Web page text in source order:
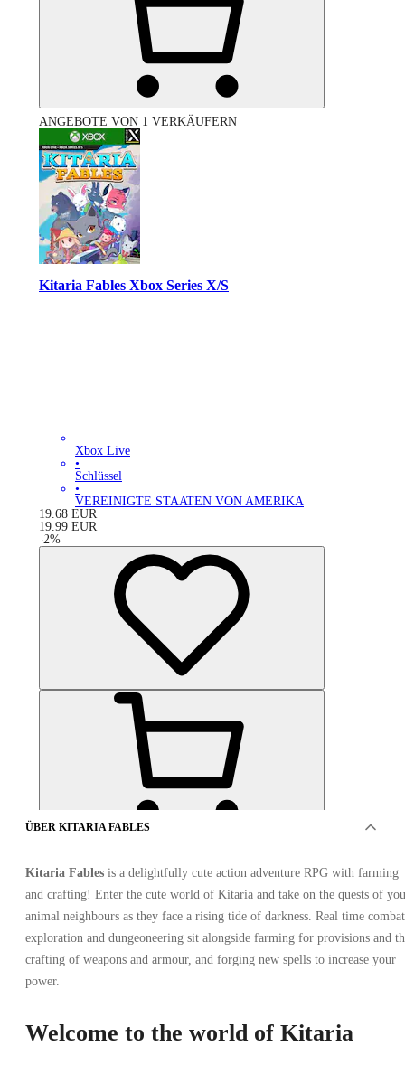
ANGEBOTE VON 1 VERKÄUFERN
Kitaria Fables Xbox Series X/S
Xbox Live
•
Schlüssel
•
VEREINIGTE STAATEN VON AMERIKA
19.68 EUR
19.99 EUR
-2%
12 aus 12 Artikeln
Advertisement
GESPONSERT
ÜBER KITARIA FABLES
Kitaria Fables is a delightfully cute action adventure RPG with farming
and crafting! Enter the cute world of Kitaria and take on the quests of
animal neighbours as they face a rising tide of darkness. Real time
exploration and dungeoneering sit alongside farming for provisions and
crafting of weapons and armour, and forging new spells to increase your
power.
Welcome to the world of Kitaria